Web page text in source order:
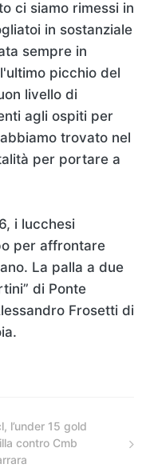
ci siamo rimessi in
in sostanziale
sempre in
picchio del
livello di
agli ospiti per
trovato nel
per portare a
i lucchesi
per affrontare
La palla a due
di Ponte
Frosetti di
l’under 15 gold
contro Cmb